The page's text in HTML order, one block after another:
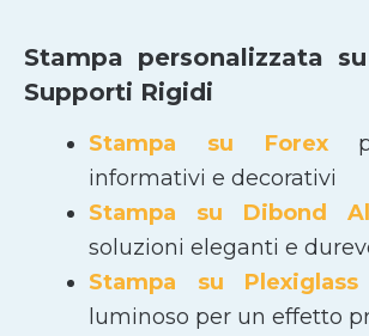
Stampa personalizzata
Supporti Rigidi
Stampa su Forex
informativi e decorativi
Stampa su Dibond
soluzioni eleganti e
Stampa su Plexiglass
luminoso per un effetto